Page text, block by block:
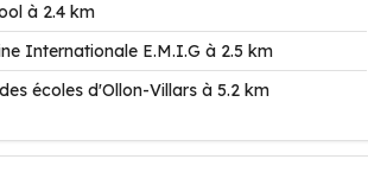
à 2.4 km
Internationale E.M.I.G à 2.5 km
écoles d'Ollon-Villars à 5.2 km